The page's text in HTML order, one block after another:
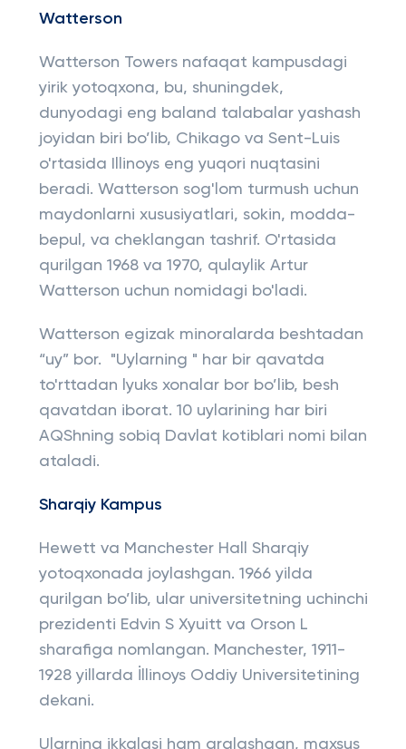
Watterson
Watterson Towers nafaqat kampusdagi
yirik yotoqxona, bu, shuningdek,
dunyodagi eng baland talabalar yashash
joyidan biri bo’lib, Chikago va Sent-Luis
o'rtasida Illinoys eng yuqori nuqtasini
beradi. Watterson sog'lom turmush uchun
maydonlarni xususiyatlari, sokin, modda-
bepul, va cheklangan tashrif. O'rtasida
qurilgan 1968 va 1970, qulaylik Artur
Watterson uchun nomidagi bo'ladi.
Watterson egizak minoralarda beshtadan
“uy” bor. "Uylarning " har bir qavatda
to'rttadan lyuks xonalar bor bo’lib, besh
qavatdan iborat. 10 uylarining har biri
AQShning sobiq Davlat kotiblari nomi bilan
ataladi.
Sharqiy Kampus
Hewett va Manchester Hall Sharqiy
yotoqxonada joylashgan. 1966 yilda
qurilgan bo’lib, ular universitetning uchinchi
prezidenti Edvin S Xyuitt va Orson L
sharafiga nomlangan. Manchester, 1911-
1928 yillarda İllinoys Oddiy Universitetining
dekani.
Ularning ikkalasi ham aralashgan, maxsus